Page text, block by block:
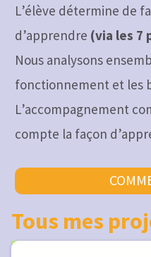
L’élève détermine de
d’apprendre (via les 7
Nous analysons
fonctionnement et les
L’accompagnement
compte la façon
Tous mes